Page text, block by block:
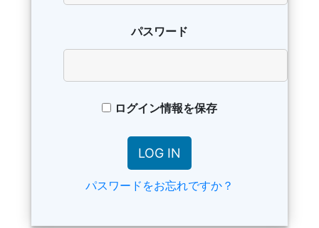
パスワード
ログイン情報を保存
パスワードをお忘れですか？